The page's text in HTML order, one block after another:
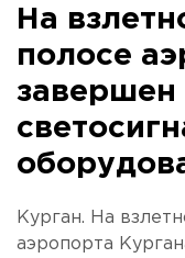
На
полосе
Курган. На
аэропорта